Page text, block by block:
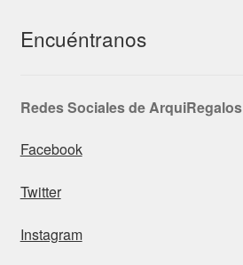
Encuéntranos
Redes Sociales de ArquiRegalos
Facebook
Twitter
Instagram